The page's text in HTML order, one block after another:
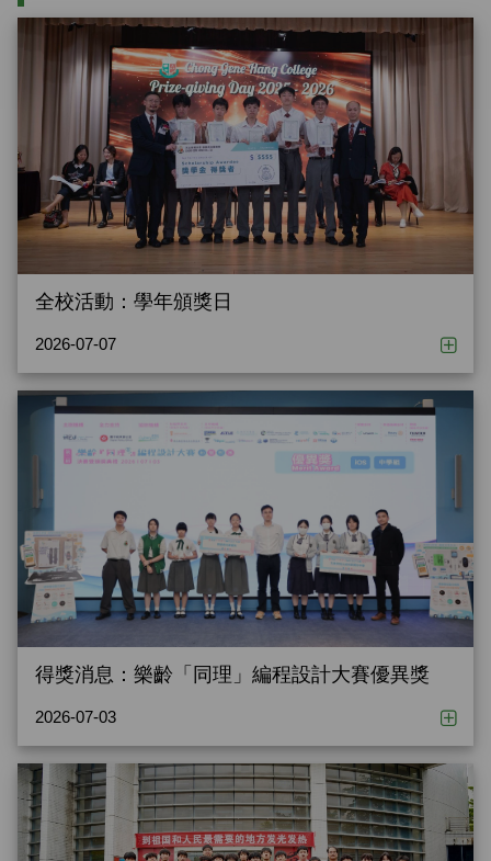
全校活動：學年頒獎日
2026-07-07
得獎消息：樂齡「同理」編程設計大賽優異獎
2026-07-03